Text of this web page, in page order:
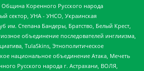
Коренного Русского народа
сектор, УНА - УНСО, Украинская
им. Степана Бандеры, Братство, Белый Крест,
объединение последователей инглиизма,
TulaSkins, Этнополитическое
национальное объединение Атака, Мечеть
Русского народа г. Астрахани, ВОЛЯ,